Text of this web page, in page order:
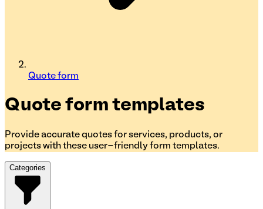
Quote form
Quote form templates
Provide accurate quotes for services, products, or
projects with these user-friendly form templates.
Categories